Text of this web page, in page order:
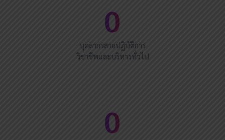
0
บุคลากรสายปฏิบัติการ
วิชาชีพและบริหารทั่วไป
0